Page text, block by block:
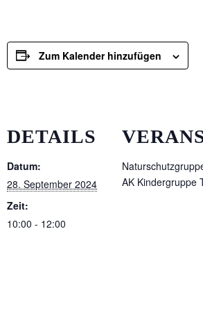
Zum Kalender hinzufügen
DETAILS
Datum:
28. September 2024
Zeit:
10:00 - 12:00
AK Kindergruppe